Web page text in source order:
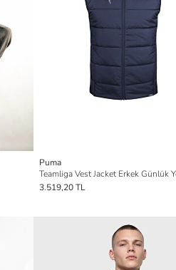
Puma
3.519,20 TL